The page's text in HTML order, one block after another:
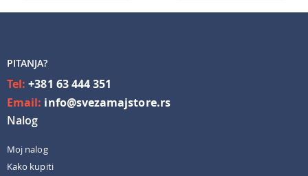
PITANJA?
Tel:+381 63 444 351
Email: info@svezamajstore.rs
Nalog
Moj nalog
Kako kupiti